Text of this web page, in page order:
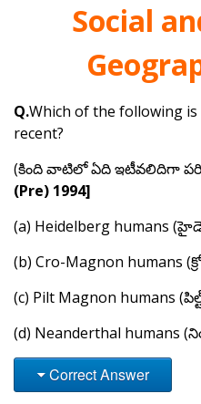
Social
Q.Which of the following
recent?
(కింది వాటిలో ఏది ఇటీవలిదిగా
(Pre) 1994]
(a) Heidelberg humans
(b) Cro-Magnon humans
(c) Pilt Magnon humans
(d) Neanderthal humans
Correct Answer